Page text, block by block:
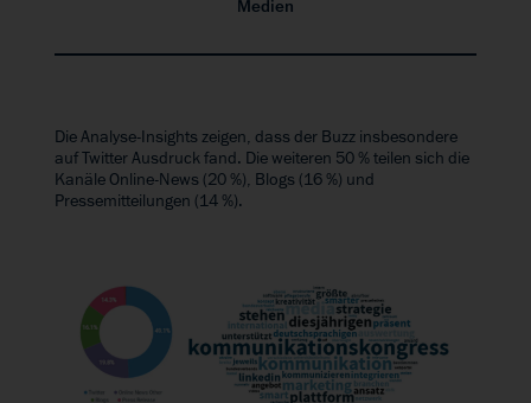
Medien
Die Analyse-Insights zeigen, dass der Buzz insbesondere
auf Twitter Ausdruck fand. Die weiteren 50 % teilen sich die
Kanäle Online-News (20 %), Blogs (16 %) und
Pressemitteilungen (14 %).